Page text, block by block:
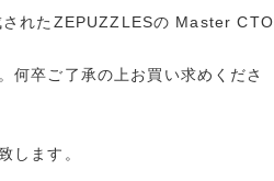
されたZEPUZZLESの Master CTO
何卒ご了承の上お買い求めくださ
します。